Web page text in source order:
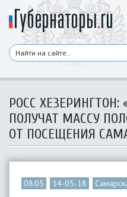
РОСС
ПОЛУЧАТ МАССУ
ОТ ПОСЕЩЕНИЯ
08:05 14-05-18